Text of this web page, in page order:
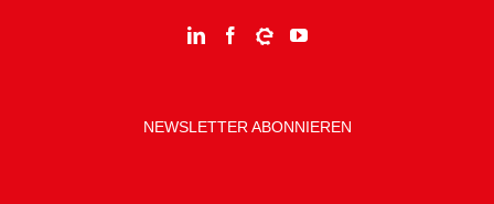
NEWSLETTER ABONNIEREN